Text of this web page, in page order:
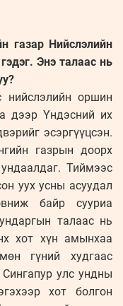
газар Нийслэлийн
Энэ талаас нь
нийслэлийн оршин
дээр Үндэсний их
эсэргүүцсэн.
газрын доорх
Тиймээс
уух усны асуудал
байр сууриа
талаас нь
хот хүн амынхаа
гүний худгаас
улс ундны
хот болгон